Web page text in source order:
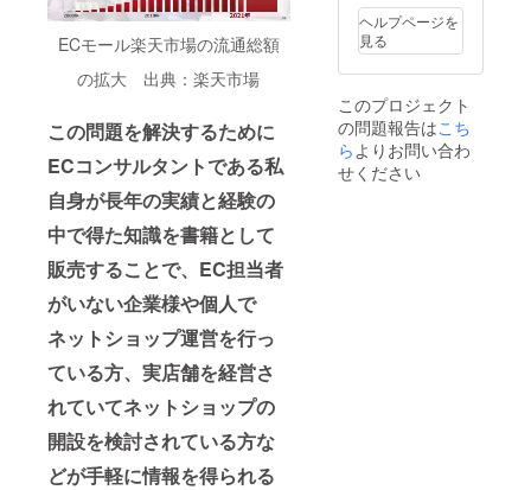
ECモール楽天市場の流通総額
の拡大 出典：楽天市場
この問題を解決するために
ECコンサルタントである私
自身が長年の実績と経験の
中で得た知識を書籍として
販売することで、EC担当者
がいない企業様や個人で
ネットショップ運営を行っ
ている方、実店舗を経営さ
れていてネットショップの
開設を検討されている方な
どが手軽に情報を得られる
的とし
た施策
のご提
案と実
ご提供
【ご提
供方
法】ア
カウン
ヘルプページを
見る
このプロジェクト
の問題報告はこち
ら よりお問い合わ
せください